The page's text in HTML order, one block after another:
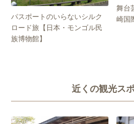
パスポートのいらないシルク
ロード旅【日本・モンゴル民
族博物館】
舞台
崎国
近くの観光ス